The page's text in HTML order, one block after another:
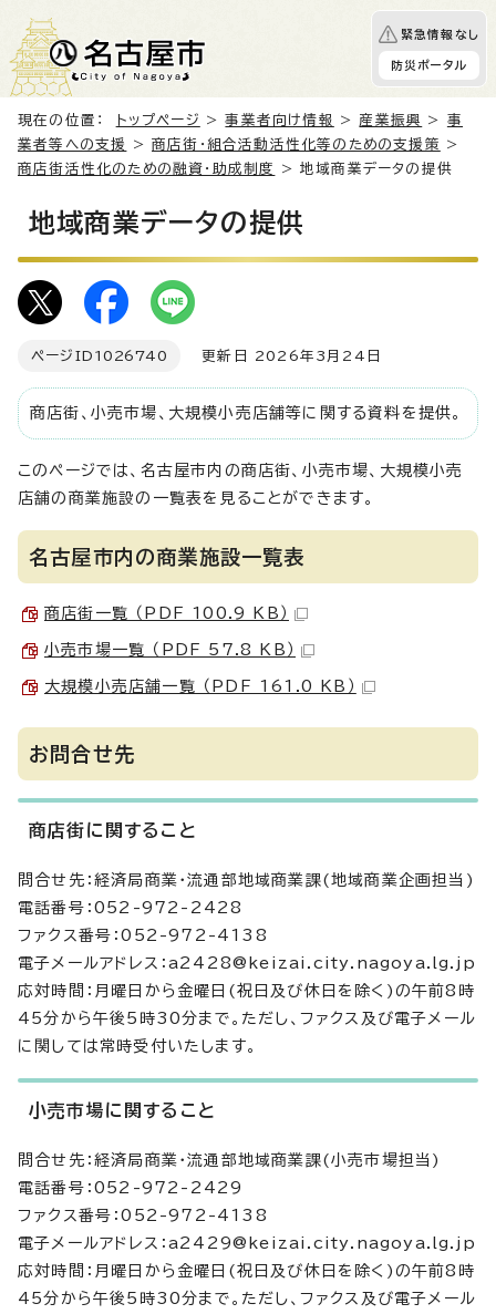
緊急情報なし
防災ポータル
現在の位置： トップページ >事業者向け情報 > 産業振興 > 事
業者等への支援
>商店街・組合活動活性化等のための支援策
>
商店街活性化のための融資・助成制度
> 地域商業データの提供
地域商業データの提供
ページID 1026740 更新日 2026年3月24日
商店街、小売市場、大規模小売店舗等に関する資料を提供。
このページでは、名古屋市内の商店街、小売市場、大規模小売
店舗の商業施設の一覧表を見ることができます。
名古屋市内の商業施設一覧表
商店街一覧 （PDF 100.9 KB）
小売市場一覧 （PDF 57.8 KB）
大規模小売店舗一覧 （PDF 161.0 KB）
お問合せ先
商店街に関すること
問合せ先：経済局商業・流通部地域商業課(地域商業企画担当)
電話番号：052-972-2428
ファクス番号：052-972-4138
電子メールアドレス：a2428@keizai.city.nagoya.lg.jp
応対時間：月曜日から金曜日(祝日及び休日を除く)の午前8時
45分から午後5時30分まで。ただし、ファクス及び電子メール
に関しては常時受付いたします。
小売市場に関すること
問合せ先：経済局商業・流通部地域商業課(小売市場担当)
電話番号：052-972-2429
ファクス番号：052-972-4138
電子メールアドレス：a2429@keizai.city.nagoya.lg.jp
応対時間：月曜日から金曜日(祝日及び休日を除く)の午前8時
45分から午後5時30分まで。ただし、ファクス及び電子メール